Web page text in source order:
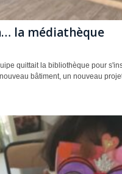
la médiathèque
quittait la bibliothèque pour
bâtiment, un nouveau